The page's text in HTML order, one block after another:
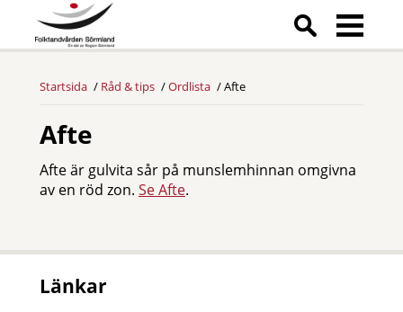
Startsida Råd & tips Ordlista Afte
Afte
Afte är gulvita sår på munslemhinnan omgivna
av en röd zon. Se Afte.
Länkar